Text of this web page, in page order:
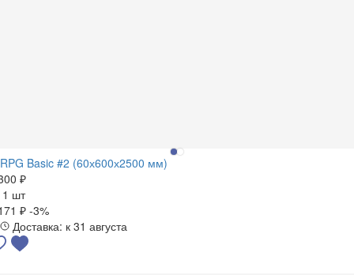
RPG Basic #2 (60х600х2500 мм)
₽
1 шт
₽ -3%
Доставка: к 31 августа